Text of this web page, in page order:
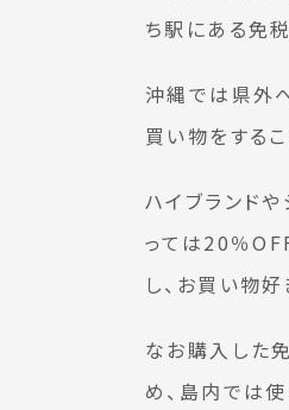
ち駅にある免
沖縄では県外
買い物をする
ハイブランド
っては20％
し、お買い物
なお購入した
め、島内では